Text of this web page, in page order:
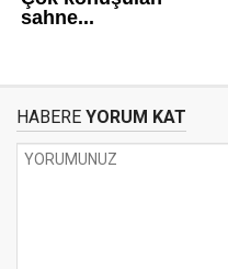
HABERE YORUM KAT